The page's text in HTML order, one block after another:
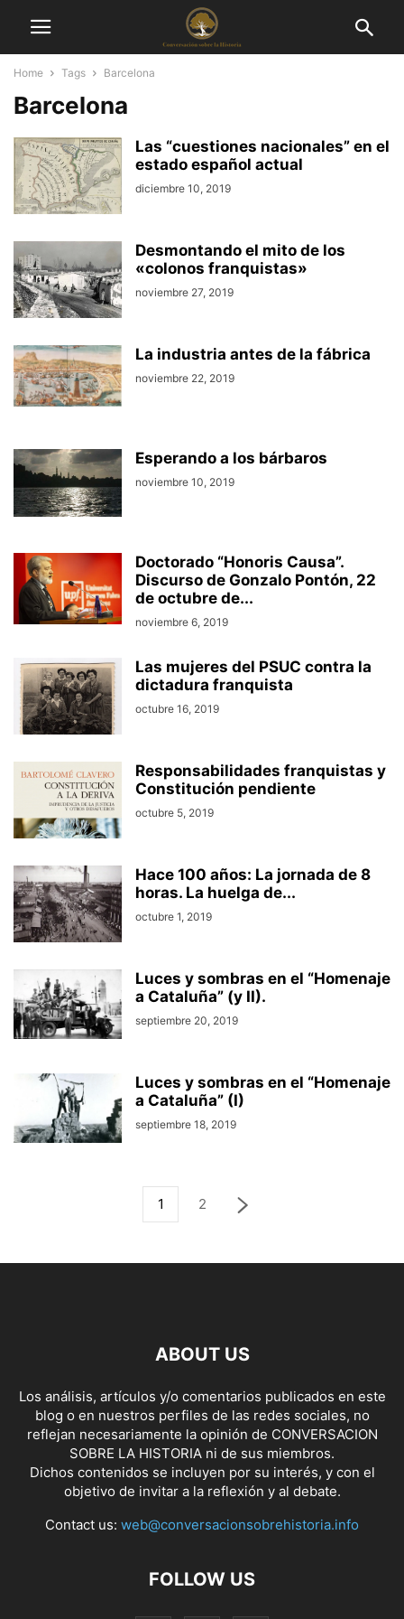
Home Tags Barcelona
Barcelona
Las “cuestiones nacionales” en el
estado español actual
diciembre 10, 2019
Desmontando el mito de los
«colonos franquistas»
noviembre 27, 2019
La industria antes de la fábrica
noviembre 22, 2019
Esperando a los bárbaros
noviembre 10, 2019
Doctorado “Honoris Causa”.
Discurso de Gonzalo Pontón, 22
de octubre de...
noviembre 6, 2019
Las mujeres del PSUC contra la
dictadura franquista
octubre 16, 2019
Responsabilidades franquistas y
Constitución pendiente
octubre 5, 2019
Hace 100 años: La jornada de 8
horas. La huelga de...
octubre 1, 2019
Luces y sombras en el “Homenaje
a Cataluña” (y II).
septiembre 20, 2019
Luces y sombras en el “Homenaje
a Cataluña” (I)
septiembre 18, 2019
1 2
ABOUT US
Los análisis, artículos y/o comentarios publicados en este
blog o en nuestros perfiles de las redes sociales, no
reflejan necesariamente la opinión de CONVERSACION
SOBRE LA HISTORIA ni de sus miembros.
Dichos contenidos se incluyen por su interés, y con el
objetivo de invitar a la reflexión y al debate.
Contact us: web@conversacionsobrehistoria.info
FOLLOW US